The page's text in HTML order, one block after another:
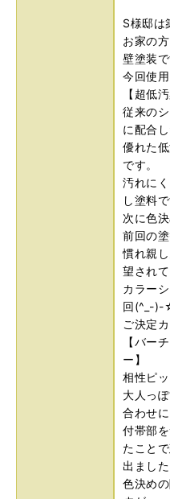
S様邸は
お家の
壁塗装で
今回使用
【超低
従来の
に配合
優れた
です。
汚れに
し塗料
次に色決
前回の
慣れ親
望されて
カラー
回(^_-)-
ご決定
【バー
ー】
相性ピ
大人っ
合わせ
付帯部
たこと
出ました
色決め